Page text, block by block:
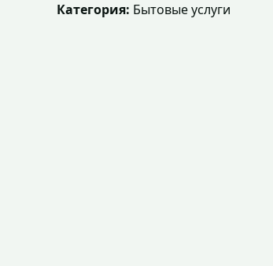
Категория: Бытовые услуги